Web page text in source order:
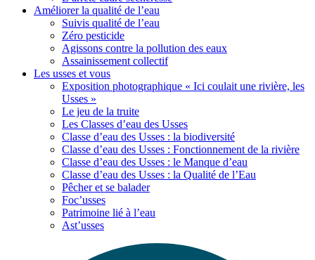
Améliorerla qualité de l’eau
Suivis qualité de l’eau
Zéro pesticide
Agissons contre la pollution des eaux
Assainissement collectif
Les usses et vous
Exposition photographique « Ici coulait une rivière, les
Usses »
Le jeu de la truite
Les Classes d’eau des Usses
Classe d’eau des Usses : la biodiversité
Classe d’eau des Usses : Fonctionnement de la rivière
Classe d’eau des Usses : le Manque d’eau
Classe d’eau des Usses : la Qualité de l’Eau
Pêcher et se balader
Foc’usses
Patrimoine lié à l’eau
Ast’usses